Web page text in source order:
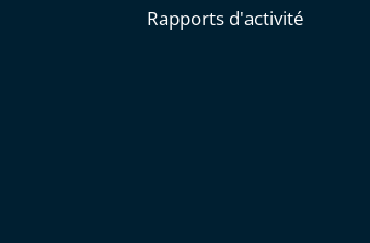
Rapports d'activité